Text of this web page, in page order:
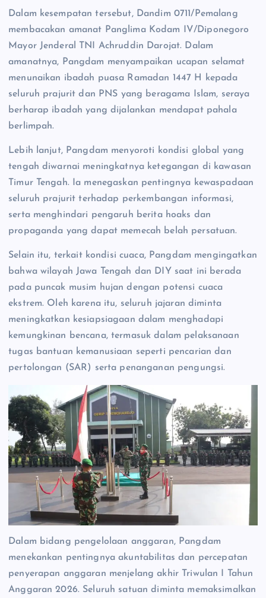
Dalam kesempatan tersebut, Dandim 0711/Pemalang
membacakan amanat Panglima Kodam IV/Diponegoro
Mayor Jenderal TNI Achruddin Darojat. Dalam
amanatnya, Pangdam menyampaikan ucapan selamat
menunaikan ibadah puasa Ramadan 1447 H kepada
seluruh prajurit dan PNS yang beragama Islam, seraya
berharap ibadah yang dijalankan mendapat pahala
berlimpah.
Lebih lanjut, Pangdam menyoroti kondisi global yang
tengah diwarnai meningkatnya ketegangan di kawasan
Timur Tengah. Ia menegaskan pentingnya kewaspadaan
seluruh prajurit terhadap perkembangan informasi,
serta menghindari pengaruh berita hoaks dan
propaganda yang dapat memecah belah persatuan.
Selain itu, terkait kondisi cuaca, Pangdam mengingatkan
bahwa wilayah Jawa Tengah dan DIY saat ini berada
pada puncak musim hujan dengan potensi cuaca
ekstrem. Oleh karena itu, seluruh jajaran diminta
meningkatkan kesiapsiagaan dalam menghadapi
kemungkinan bencana, termasuk dalam pelaksanaan
tugas bantuan kemanusiaan seperti pencarian dan
pertolongan (SAR) serta penanganan pengungsi.
Dalam bidang pengelolaan anggaran, Pangdam
menekankan pentingnya akuntabilitas dan percepatan
penyerapan anggaran menjelang akhir Triwulan I Tahun
Anggaran 2026. Seluruh satuan diminta memaksimalkan